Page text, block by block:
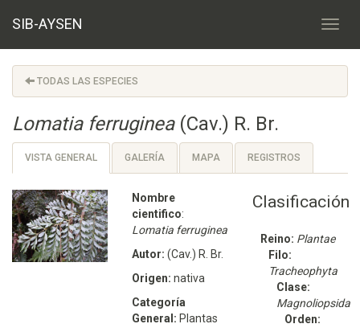
SIB-AYSEN
TODAS LAS ESPECIES
Lomatia ferruginea(Cav.) R. Br.
VISTA GENERAL GALERÍA MAPA REGISTROS
Nombre
cientifico:
Lomatia ferruginea
Autor: (Cav.) R. Br.
Origen: nativa
Categoría
General: Plantas
Clasificación
Reino: Plantae
Filo:
Tracheophyta
Clase:
Magnoliopsida
Orden: